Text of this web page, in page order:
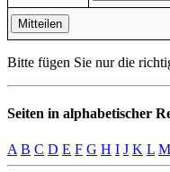
Mitteilen
Bitte fügen Sie nur die
Seiten in alphabetischer
A B C D E F G H I J K L M